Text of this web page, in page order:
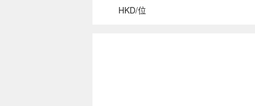
HKD/位